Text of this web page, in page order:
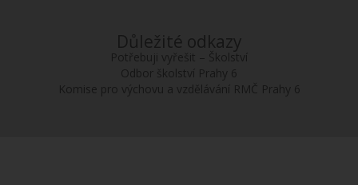
Důležité odkazy
Potřebuji vyřešit – Školství
Odbor školství Prahy 6
Komise pro výchovu a vzdělávání RMČ Prahy 6